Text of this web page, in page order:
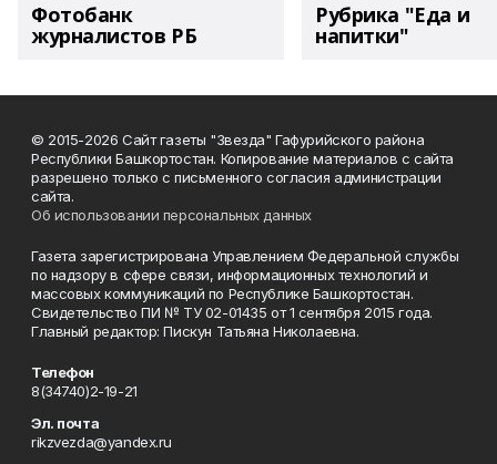
Фотобанк
журналистов РБ
Рубрика "Еда и
напитки"
© 2015-2026 Сайт газеты "Звезда" Гафурийского района
Республики Башкортостан. Копирование материалов с сайта
разрешено только с письменного согласия администрации
сайта.
Об использовании персональных данных
Газета зарегистрирована Управлением Федеральной службы
по надзору в сфере связи, информационных технологий и
массовых коммуникаций по Республике Башкортостан.
Свидетельство ПИ № ТУ 02-01435 от 1 сентября 2015 года.
Главный редактор: Пискун Татьяна Николаевна.
Телефон
8(34740)2-19-21
Эл. почта
rikzvezda@yandex.ru